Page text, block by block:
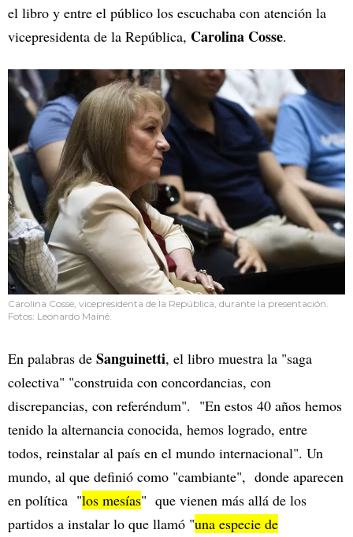
el libro y entre el público los escuchaba con atención la
vicepresidenta de la República, Carolina Cosse.
Carolina Cosse, vicepresidenta de la República, durante la presentación.
Fotos: Leonardo Mainé.
En palabras de Sanguinetti, el libro muestra la "saga
colectiva" "construida con concordancias, con
discrepancias, con referéndum". "En estos 40 años hemos
tenido la alternancia conocida, hemos logrado, entre
todos, reinstalar al país en el mundo internacional". Un
mundo, al que definió como "cambiante", donde aparecen
en política "los mesías" que vienen más allá de los
partidos a instalar lo que llamó "una especie de